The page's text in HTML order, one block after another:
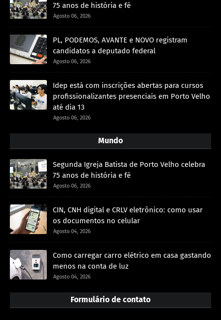
75 anos de história e fé
Agosto 06, 2026
PL, PODEMOS, AVANTE e NOVO registram
candidatos a deputado federal
Agosto 06, 2026
Idep está com inscrições abertas para cursos
profissionalizantes presenciais em Porto Velho
até dia 13
Agosto 06, 2026
Mundo
Segunda Igreja Batista de Porto Velho celebra
75 anos de história e fé
Agosto 06, 2026
CIN, CNH digital e CRLV eletrônico: como usar
os documentos no celular
Agosto 04, 2026
Como carregar carro elétrico em casa gastando
menos na conta de luz
Agosto 04, 2026
Formulário de contato